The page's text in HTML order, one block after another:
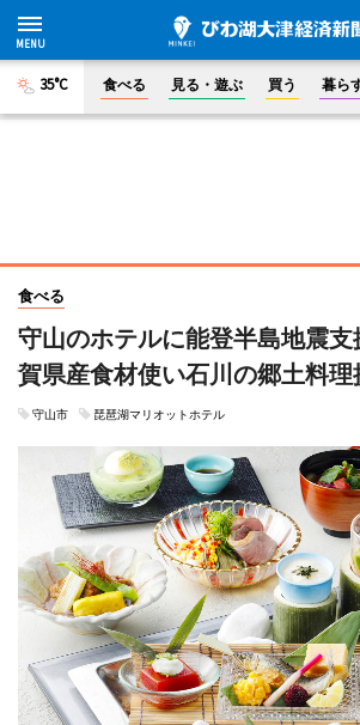
35°C 食べる 見る・遊ぶ 買う 暮ら
食べる
守山のホテルに能登半島地震
賀県産食材使い石川の郷土料理
守山市 琵琶湖マリオットホテル